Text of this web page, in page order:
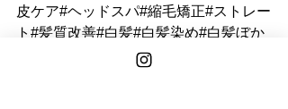
皮ケア#ヘッドスパ#縮毛矯正#ストレー
ト#髪質改善#白髪#白髪染め#白髪ぼか
し#グレイカラー#主婦#ママ#OL#アパ